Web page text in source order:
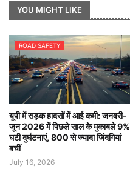
YOU MIGHT LIKE
ROAD SAFETY
यूपी में सड़क हादसों में आई कमी: जनवरी-
जून 2026 में पिछले साल के मुकाबले 9%
घटी दुर्घटनाएं, 800 से ज्यादा जिंदगियां
बचीं
July 16, 2026